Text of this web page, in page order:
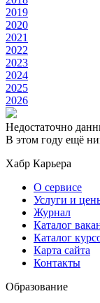
2019
2020
2021
2022
2023
2024
2025
2026
Недостаточно
В этом году ещё
Хабр Карьера
О сервисе
Услуги и
Журнал
Каталог
Каталог
Карта сайта
Контакты
Образование